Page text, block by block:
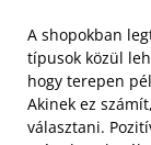
A shopokban
típusok közül
hogy terepen
Akinek ez
választani.